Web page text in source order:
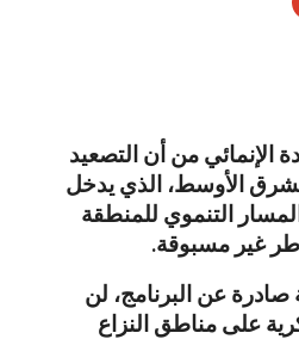
الإنمائي من أن التصعيد
الأوسط، الذي يدخل
التنموي للمنطقة
غير مسبوقة.
عن البرنامج، لن
على مناطق النزاع